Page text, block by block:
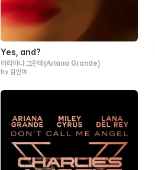
Yes, and?
아리아나 그란데 (Ariana Grande)
by 김반야